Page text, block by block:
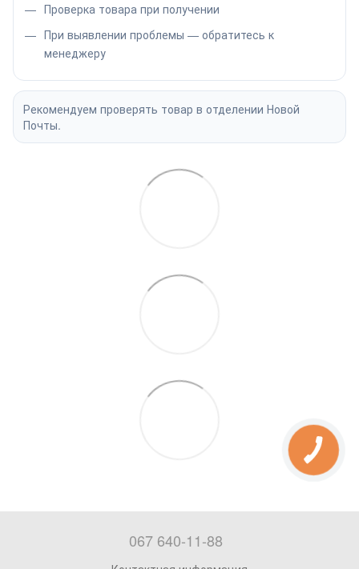
Проверка товара при получении
При выявлении проблемы — обратитесь к
менеджеру
Рекомендуем проверять товар в отделении Новой
Почты.
067 640-11-88